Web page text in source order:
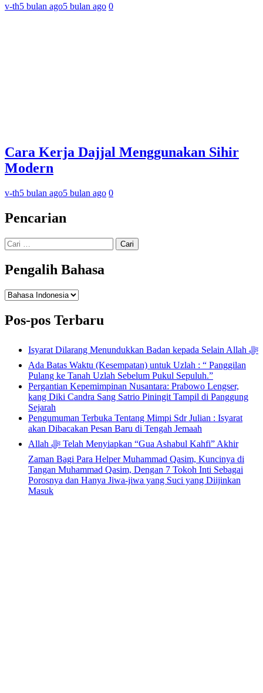
v-th5 bulan ago5 bulan ago 0
Cara Kerja Dajjal Menggunakan Sihir
Modern
v-th5 bulan ago5 bulan ago 0
Pencarian
Cari
untuk:
Pengalih Bahasa
Pengalih
Pos-pos Terbaru
Isyarat Dilarang Menundukkan Badan kepada Selain Allah ﷻ
Ada Batas Waktu (Kesempatan) untuk Uzlah : “ Panggilan
Pulang ke Tanah Uzlah Sebelum Pukul Sepuluh.”
Pergantian Kepemimpinan Nusantara: Prabowo Lengser,
kang Diki Candra Sang Satrio Piningit Tampil di Panggung
Sejarah
Pengumuman Terbuka Tentang Mimpi Sdr Julian : Isyarat
akan Dibacakan Pesan Baru di Tengah Jemaah
Allah ﷻ Telah Menyiapkan “Gua Ashabul Kahfi” Akhir
Zaman Bagi Para Helper Muhammad Qasim, Kuncinya di
Tangan Muhammad Qasim, Dengan 7 Tokoh Inti Sebagai
Porosnya dan Hanya Jiwa-jiwa yang Suci yang Diijinkan
Masuk